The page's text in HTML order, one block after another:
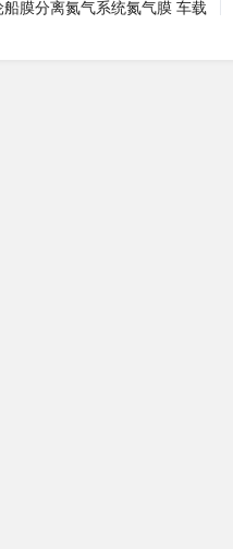
船膜分离氮气系统氮气膜 车载